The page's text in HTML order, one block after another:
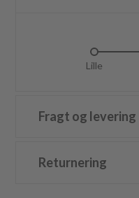
Lille
Fragt og levering
Returnering